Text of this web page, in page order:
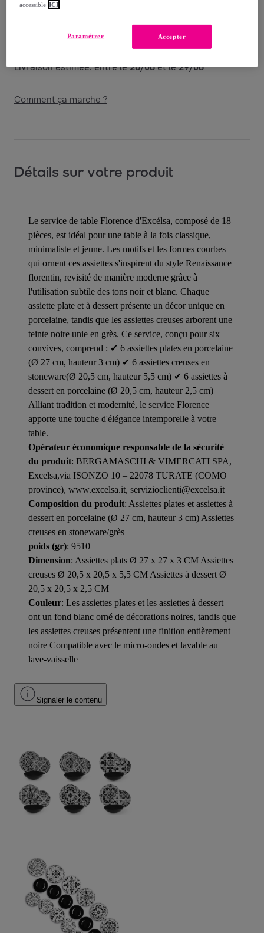
Livraison
Livraison offerte par la marque
Livraison estimée: entre le26/08et le29/08
Comment ça marche ?
Détails sur votre produit
Le service de table Florence d'Excélsa, composé de 18
pièces, est idéal pour une table à la fois classique,
minimaliste et jeune. Les motifs et les formes courbes
qui ornent ces assiettes s'inspirent du style Renaissance
florentin, revisité de manière moderne grâce à
l'utilisation subtile des tons noir et blanc. Chaque
assiette plate et à dessert présente un décor unique en
porcelaine, tandis que les assiettes creuses arborent une
teinte noire unie en grès. Ce service, conçu pour six
convives, comprend : ✔ 6 assiettes plates en porcelaine
(Ø 27 cm, hauteur 3 cm) ✔ 6 assiettes creuses en
stoneware(Ø 20,5 cm, hauteur 5,5 cm) ✔ 6 assiettes à
dessert en porcelaine (Ø 20,5 cm, hauteur 2,5 cm)
Alliant tradition et modernité, le service Florence
apporte une touche d'élégance intemporelle à votre
table.
Opérateur économique responsable de la sécurité
du produit: BERGAMASCHI & VIMERCATI SPA,
Excelsa,via ISONZO 10 – 22078 TURATE (COMO
province), www.excelsa.it, servizioclienti@excelsa.it
Composition du produit: Assiettes plates et assiettes à
dessert en porcelaine (Ø 27 cm, hauteur 3 cm) Assiettes
creuses en stoneware/grès
poids (gr): 9510
Dimension: Assiettes plats Ø 27 x 27 x 3 CM Assiettes
creuses Ø 20,5 x 20,5 x 5,5 CM Assiettes à dessert Ø
20,5 x 20,5 x 2,5 CM
Couleur: Les assiettes plates et les assiettes à dessert
ont un fond blanc orné de décorations noires, tandis que
les assiettes creuses présentent une finition entièrement
noire Compatible avec le micro-ondes et lavable au
lave-vaisselle
Signaler le contenu
accessible ICI
Accepter
Paramétrer